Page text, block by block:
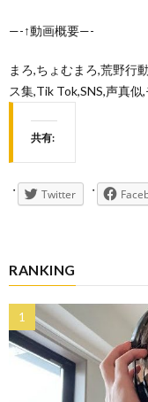
—-↑動画概要—-
まろ,ちょむまろ,荒野行
ス集,Tik Tok,SNS,声真
共有:
Twitter
RANKING